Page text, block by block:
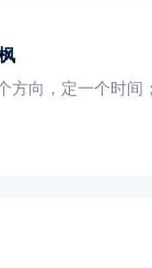
方向，定一个时间